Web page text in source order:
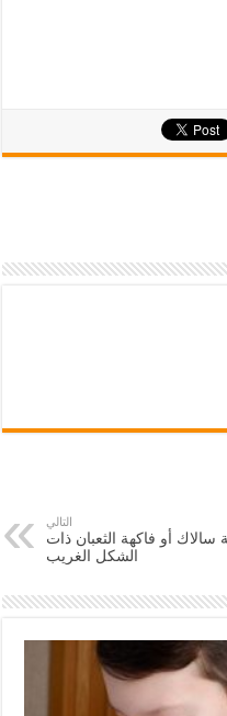
التالي
سالاك أو فاكهة الثعبان ذات
الشكل الغريب